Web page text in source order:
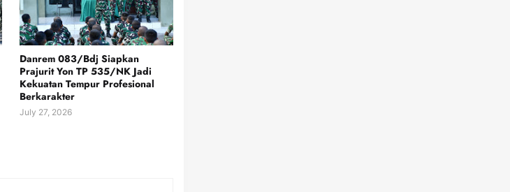
Danrem 083/Bdj Siapkan
Prajurit Yon TP 535/NK Jadi
Kekuatan Tempur Profesional
Berkarakter
July 27, 2026